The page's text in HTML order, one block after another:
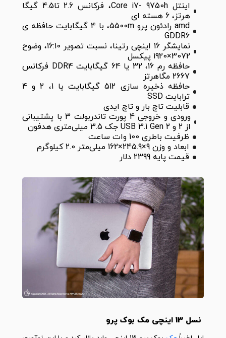
اینتل Core i7- 9750h، فرکانس 2.6 تا4.5 گیگا
هرتز، 6 هسته ای
amd رادئون پرو 5500m، با 4 گیگابایت حافظه ی
GDDR6
نمایشگر 16 اینچی رتینا، نسبت تصویر 16:10، وضوح
3072×1920 پیکسل
حافظه رم 16، 32 یا 64 گیگابایت DDR4 فرکانس
2667 مگاهرتز
حافظه ذخیره سازی 512 گیگابایت یا 1، 2 و 4
ترابایت SSD
قابلیت تاچ بار و تاچ ایدی
ورودی و خروجی 4 پورت تاندربولت 3 با پشتیبانی
از 2 و USB 3.1 Gen 2 جک 3.5 میلی‌متری هدفون
ظرفیت باطری 100 وات ساعت
ابعاد و وزن 9×245.9×162 میلی‌متر 2.0 کیلوگرم
قیمت پایه 2399 دلار
نسل 13 اینچی مک بوک پرو